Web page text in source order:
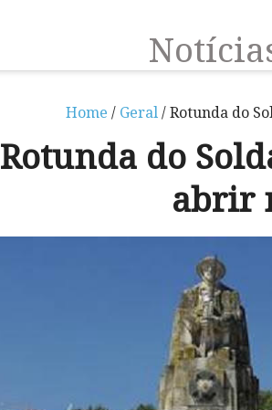
Home / Geral/ Rotunda do
Rotunda do
abrir